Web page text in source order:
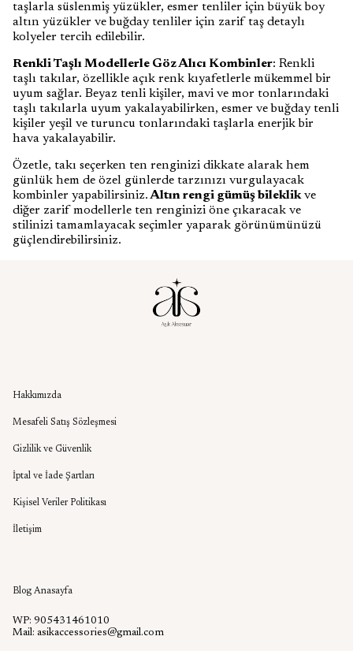
taşlarla süslenmiş yüzükler, esmer tenliler için büyük boy
altın yüzükler ve buğday tenliler için zarif taş detaylı
kolyeler tercih edilebilir.
Renkli Taşlı Modellerle Göz Alıcı Kombinler: Renkli
taşlı takılar, özellikle açık renk kıyafetlerle mükemmel bir
uyum sağlar. Beyaz tenli kişiler, mavi ve mor tonlarındaki
taşlı takılarla uyum yakalayabilirken, esmer ve buğday tenli
kişiler yeşil ve turuncu tonlarındaki taşlarla enerjik bir
hava yakalayabilir.
Özetle, takı seçerken ten renginizi dikkate alarak hem
günlük hem de özel günlerde tarzınızı vurgulayacak
kombinler yapabilirsiniz.Altın rengi gümüş bileklikve
diğer zarif modellerle ten renginizi öne çıkaracak ve
stilinizi tamamlayacak seçimler yaparak görünümünüzü
güçlendirebilirsiniz.
Hakkımızda
Mesafeli Satış Sözleşmesi
Gizlilik ve Güvenlik
İptal ve İade Şartları
Kişisel Veriler Politikası
İletişim
Blog Anasayfa
WP: 905431461010
Mail: asikaccessories@gmail.com